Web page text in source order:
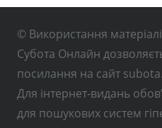
© Використання
Субота Онлайн
посилання на сайт
Для інтернет-видань
для пошукових систем